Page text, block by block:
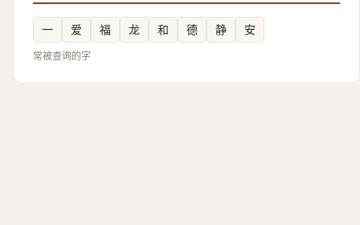
一 爱 福 龙 和 德 静 安
常被查询的字